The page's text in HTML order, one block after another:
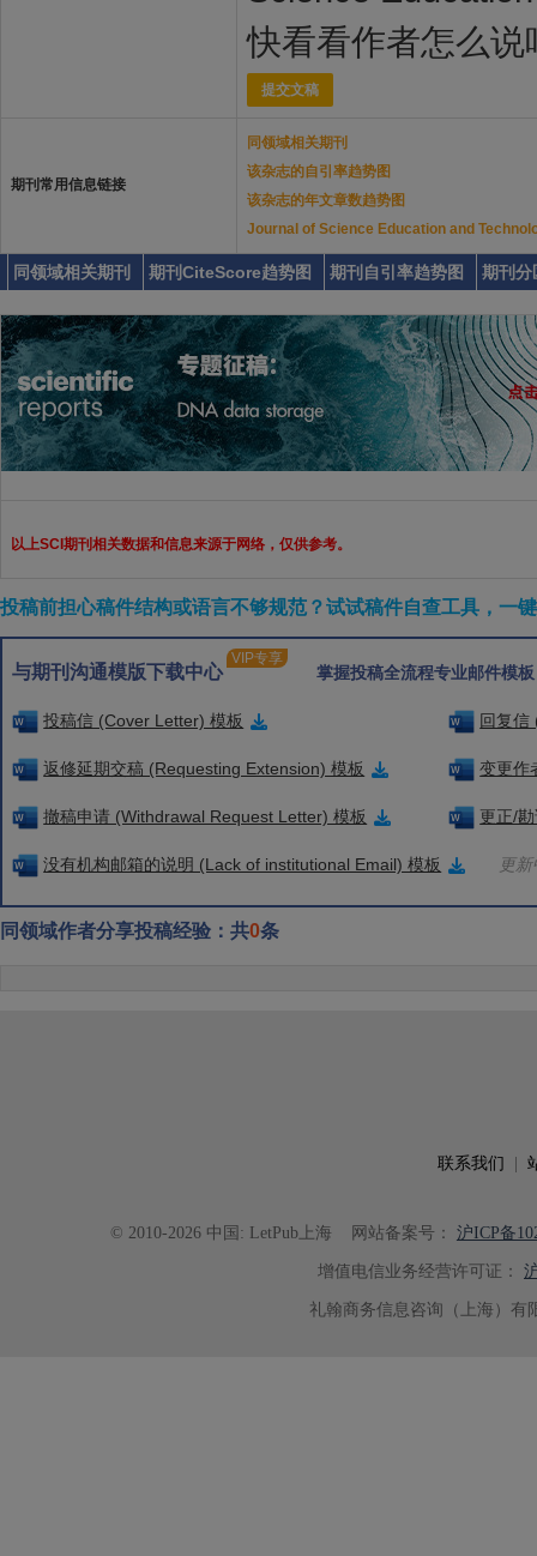
快看看作者怎么说
提交文稿
期刊常用信息链接
同领域相关期刊
该杂志的自引率趋势图
该杂志的年文章数趋势图
Journal of Science Education and
同领域相关期刊 期刊CiteScore趋势图 期刊自引率趋势图 期刊分
以上SCI期刊相关数据和信息来源于网络，仅供参考。
投稿前担心稿件结构或语言不够规范？试试稿件自查工具，一
与期刊沟通模版下载中心
VIP专享
掌握投稿全流程专业邮件模
投稿信 (Cover Letter) 模板 回复信
返修延期交稿 (Requesting Extension) 模板 变更作
撤稿申请 (Withdrawal Request Letter) 模板 更正/
没有机构邮箱的说明 (Lack of institutional Email) 模板 更
同领域作者分享投稿经验：共0条
联系我们
© 2010-2026 中国: LetPub上海 网站备案号： 沪ICP备
增值电信业务经营许可证：
礼翰商务信息咨询（上海）